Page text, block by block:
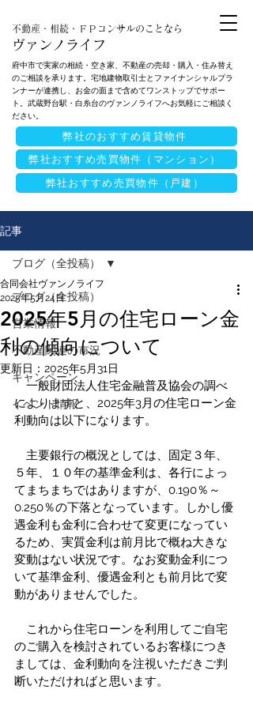
府中市で実家の相続・空き家、不動産の売却・購入・住み替え
のご相談を承ります。宅地建物取引士とファイナンシャルプラ
ンナーが連携し、お金の面まで含めてワンストップでサポー
ト。武蔵野台駅・白糸台のヴァンノライフへお気軽にご相談く
ださい。
ヴァンノライフ
不動産・相続・ＦＰコンサルのことなら
弊社おすすめ売買物件（マンション）
弊社のおすすめ賃貸物件
弊社おすすめ売買物件（戸建）
記事
ブログ（全投稿）
営業情報
不動産関連の市況
キャンペーン
イベント情報
ブログ（全投稿）
2025年5月の住宅ローン金
利の傾向について
合同会社ヴァンノライフ
2025年5月24日
更新日： 2025年5月31日
一般財団法人住宅金融普及協会の調べ
によりますと、2025年3月の住宅ローン金
利動向は以下になります。
主要銀行の概況としては、固定３年、
５年、１０年の基準金利は、各行によっ
てまちまちではありますが、0.190％～
0.250％の下落となっています。しかし優
遇金利も金利に合わせて変更になってい
るため、実質金利は前月比で概ね大きな
変動はない状況です。なお変動金利につ
いて基準金利、優遇金利とも前月比で変
動がありませんでした。
これから住宅ローンを利用してご自宅
のご購入を検討されているお客様につき
ましては、金利動向を注視いただきご判
断いただければと思います。